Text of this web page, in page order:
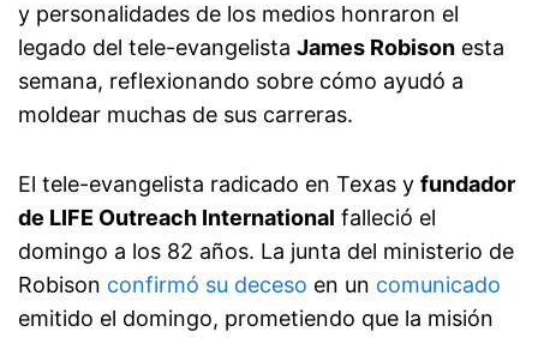
y personalidades de los medios honraron el
legado del tele-evangelista James Robison esta
semana, reflexionando sobre cómo ayudó a
moldear muchas de sus carreras.
El tele-evangelista radicado en Texas y fundador
de LIFE Outreach International falleció el
domingo a los 82 años. La junta del ministerio de
Robison confirmó su deceso en un comunicado
emitido el domingo, prometiendo que la misión